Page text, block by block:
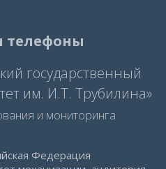
телефоны
государственный
им. И.Т. Трубилина»
и мониторинга
Федерация